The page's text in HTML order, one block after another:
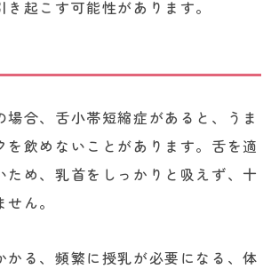
起こす可能性があります。
場合、舌小帯短縮症があると、うま
を飲めないことがあります。舌を適
ため、乳首をしっかりと吸えず、十
ん。
かる、頻繁に授乳が必要になる、体